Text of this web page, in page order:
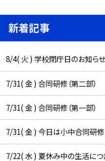
新着記事
8/4( 火 ) 学校閉庁日のお知らせ（
7/31( 金 ) 合同研修（第二部）
7/31( 金 ) 合同研修（第一部）
7/31( 金 ) 今日は小中合同研修
7/22( 水 ) 夏休み中の生活につ